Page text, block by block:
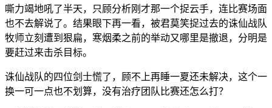
嘶力竭地吼了半天，只顾分析刚才那一个捉云手，连比赛场面
也不去解说了。结果眼下再一看，被君莫笑捉过去的诛仙战队
牧师立刻遭到狠扁，寒烟柔之前的举动又哪里是撤退，分明是
要赶过来击杀目标。
诛仙战队的四位剑士慌了，顾不上再睡一夏还未解决，这个一
换一可一点也不划算，没有治疗团队比赛还怎么打？